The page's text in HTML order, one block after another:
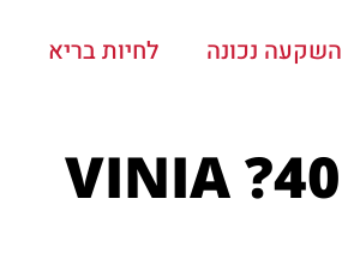
השקעה נכונה לחיות בריא
מרגישים עייפות אחרי גיל 40? VINIA